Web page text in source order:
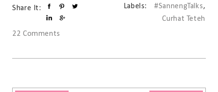
Share It:
22 Comments
Labels: #SannengTalks,
Curhat Teteh